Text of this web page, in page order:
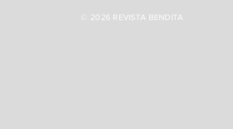
© 2026 REVISTA BENDITA